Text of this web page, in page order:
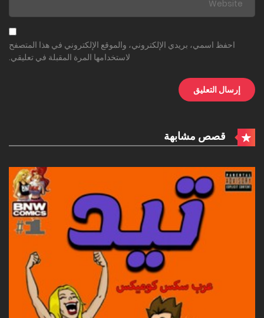
احفظ اسمي، بريدي الإلكتروني، والموقع الإلكتروني في هذا المتصفح
لاستخدامها المرة المقبلة في تعليقي.
قصص مشابهة